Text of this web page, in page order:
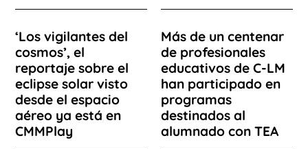
‘Los vigilantes del
cosmos’, el
reportaje sobre el
eclipse solar visto
desde el espacio
aéreo ya está en
CMMPlay
Más de un centenar
de profesionales
educativos de C-LM
han participado en
programas
destinados al
alumnado con TEA